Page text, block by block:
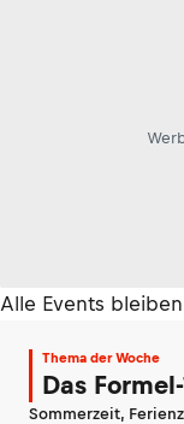
Alle Events
Thema der Woche
Das
Sommerzeit,